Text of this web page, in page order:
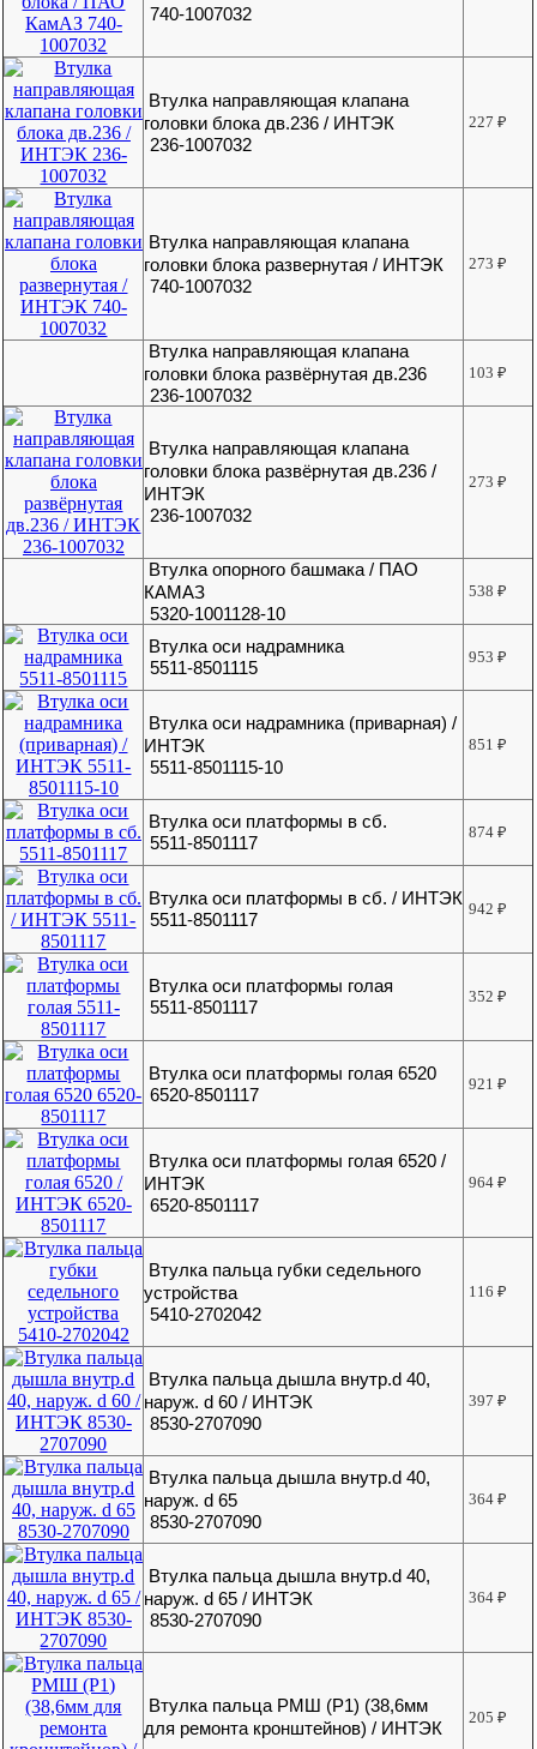
740-1007032
Втулка направляющая клапана
головки блока дв.236 / ИНТЭК
236-1007032
227₽
Втулка направляющая клапана
головки блока развернутая / ИНТЭК
740-1007032
273₽
Втулка направляющая клапана
головки блока развёрнутая дв.236
236-1007032
103₽
Втулка направляющая клапана
головки блока развёрнутая дв.236 /
ИНТЭК
236-1007032
273₽
Втулка опорного башмака / ПАО
КАМАЗ
5320-1001128-10
538₽
Втулка оси надрамника
5511-8501115
953₽
Втулка оси надрамника (приварная) /
ИНТЭК
5511-8501115-10
851₽
Втулка оси платформы в сб.
5511-8501117
874₽
Втулка оси платформы в сб. / ИНТЭК
5511-8501117
942₽
Втулка оси платформы голая
5511-8501117
352₽
Втулка оси платформы голая 6520
6520-8501117
921₽
Втулка оси платформы голая 6520 /
ИНТЭК
6520-8501117
964₽
Втулка пальца губки седельного
устройства
5410-2702042
116₽
Втулка пальца дышла внутр.d 40,
наруж. d 60 / ИНТЭК
8530-2707090
397₽
Втулка пальца дышла внутр.d 40,
наруж. d 65
8530-2707090
364₽
Втулка пальца дышла внутр.d 40,
наруж. d 65 / ИНТЭК
8530-2707090
364₽
Втулка пальца РМШ (Р1) (38,6мм
для ремонта кронштейнов) / ИНТЭК
205₽